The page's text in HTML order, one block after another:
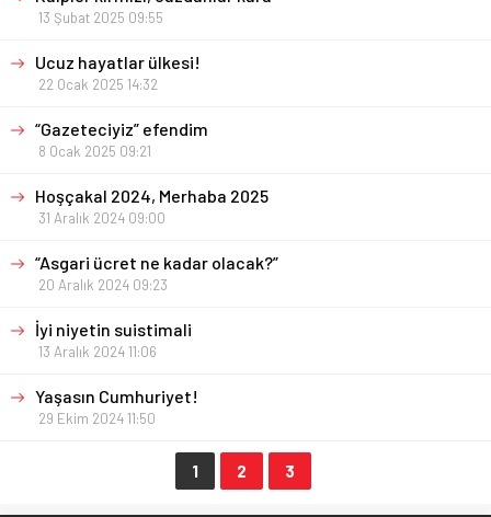
13 Şubat 2025 09:55
Ucuz hayatlar ülkesi!
22 Ocak 2025 14:32
“Gazeteciyiz” efendim
8 Ocak 2025 09:21
Hoşçakal 2024, Merhaba 2025
31 Aralık 2024 09:00
“Asgari ücret ne kadar olacak?”
20 Aralık 2024 09:23
İyi niyetin suistimali
13 Aralık 2024 11:06
Yaşasın Cumhuriyet!
29 Ekim 2024 11:50
1 2 3